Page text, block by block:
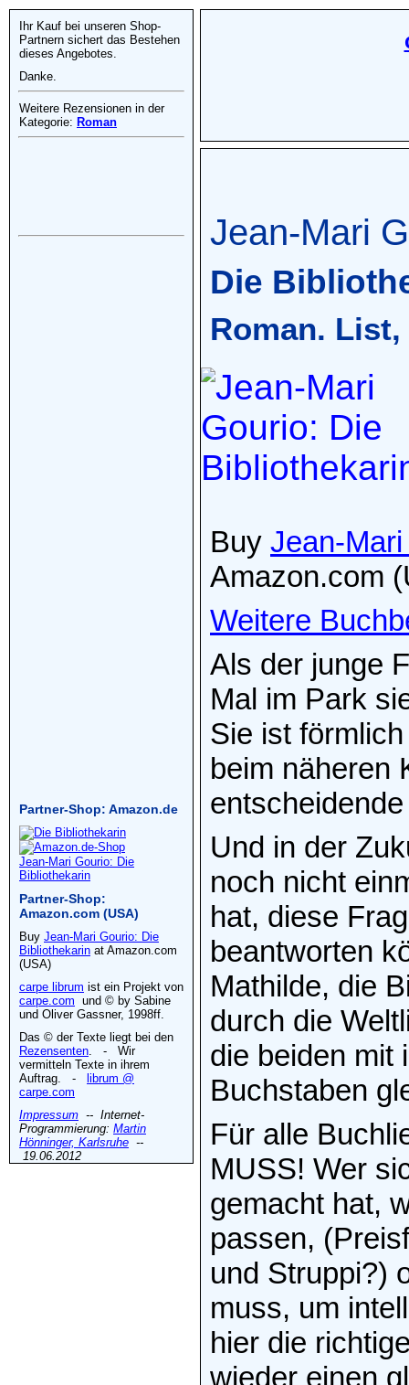
Jean-Mari
Die
Roman. List,
Buy Jean-
Amazon.com
Weitere
Als der junge
Mal im Park
Sie ist
beim näheren
Und in der
noch nicht
hat, diese
beantworten
Mathilde, die
durch die
die beiden mit
Buchstaben
Für alle
MUSS! Wer
gemacht hat,
passen,
und Struppi?)
muss, um
hier die
wieder einen
Ihr Kauf bei unseren Shop-
Partnern sichert das Bestehen
dieses Angebotes.
Danke.
Weitere Rezensionen in der
Kategorie: Roman
Partner-Shop: Amazon.de
Jean-Mari Gourio: Die
Bibliothekarin
Partner-Shop:
Amazon.com (USA)
Buy Jean-Mari Gourio: Die
Bibliothekarin at Amazon.com
(USA)
carpe librum ist ein Projekt von
carpe.com und © by Sabine
und Oliver Gassner, 1998ff.
Das © der Texte liegt bei den
Rezensenten. - Wir
vermitteln Texte in ihrem
Auftrag. -
librum @
carpe.com
Impressum -- Internet-
Programmierung: Martin
Hönninger, Karlsruhe --
19.06.2012